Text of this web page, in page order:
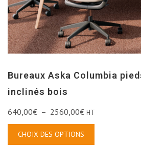
Bureaux Aska Columbia
inclinés bois
640,00€ – 2560,00€ HT
CHOIX DES OPTIONS